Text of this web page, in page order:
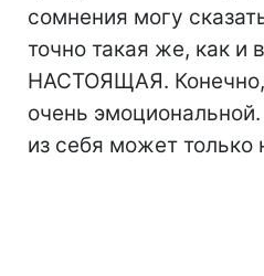
сомнения могу
точно такая же, как и
НАСТОЯЩАЯ.
очень
из себя может только